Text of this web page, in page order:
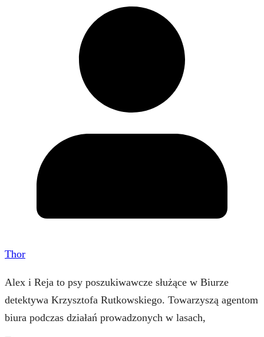
Thor
Alex i Reja to psy poszukiwawcze służące w Biurze
detektywa Krzysztofa Rutkowskiego. Towarzyszą agentom
biura podczas działań prowadzonych w lasach,